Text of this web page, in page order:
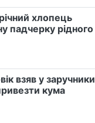
хлопець​
падчерку рідного
взяв у заручники
кума